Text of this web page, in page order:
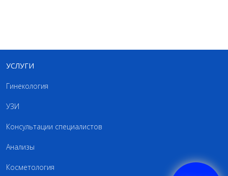
УСЛУГИ
Гинекология
УЗИ
Консультации специалистов
Анализы
Косметология